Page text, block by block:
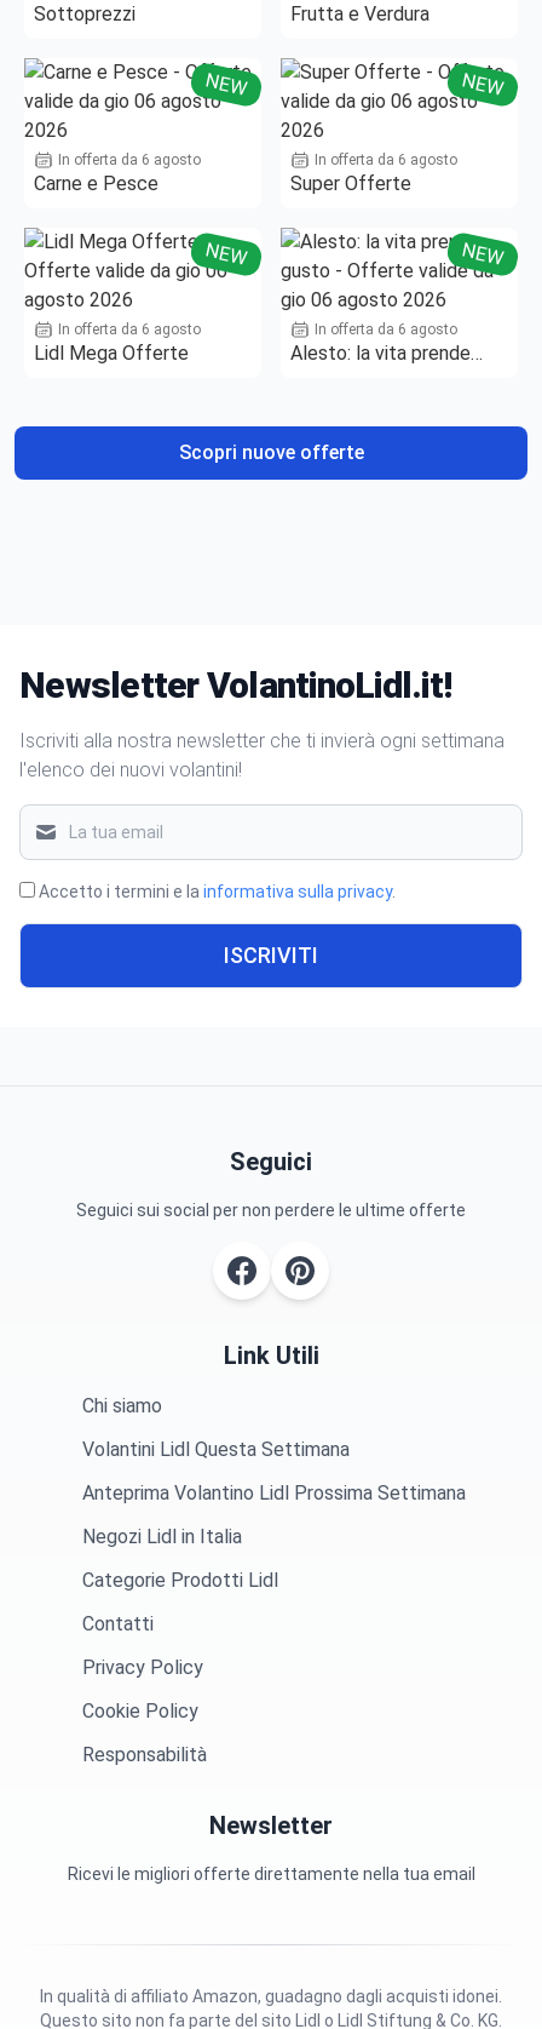
Sottoprezzi Frutta e Verdura
NEW
In offerta da 6 agosto
Carne e Pesce
NEW
In offerta da 6 agosto
Super Offerte
NEW
In offerta da 6 agosto
Lidl Mega Offerte
NEW
In offerta da 6 agosto
Alesto: la vita prende
Scopri nuove offerte
Newsletter VolantinoLidl.it!
Iscriviti alla nostra newsletter che ti invierà ogni settimana
l'elenco dei nuovi volantini!
Accetto i termini e la informativa sulla privacy.
ISCRIVITI
Seguici
Seguici sui social per non perdere le ultime offerte
Link Utili
Chi siamo
Volantini Lidl Questa Settimana
Anteprima Volantino Lidl Prossima Settimana
Negozi Lidl in Italia
Categorie Prodotti Lidl
Contatti
Privacy Policy
Cookie Policy
Responsabilità
Newsletter
Ricevi le migliori offerte direttamente nella tua email
Questo sito non fa parte del sito Lidl o Lidl Stiftung & Co. KG.
In qualità di affiliato Amazon, guadagno dagli acquisti idonei.